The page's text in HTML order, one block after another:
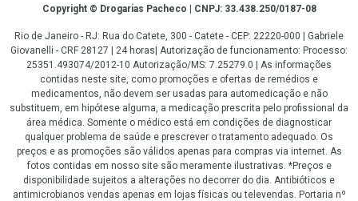
CopyrightCopyright © Drogarias Pacheco | CNPJ: 33.438.250/0187-08
Rio de Janeiro - RJ: Rua do Catete, 300 - Catete - CEP: 22220-000 | Gabriele
Giovanelli - CRF 28127 | 24 horas| Autorização de funcionamento: Processo:
25351.493074/2012-10 Autorização/MS: 7.25279.0 | As informações
contidas neste site, como promoções e ofertas de remédios e
medicamentos, não devem ser usadas para automedicação e não
substituem, em hipótese alguma, a medicação prescrita pelo profissional da
área médica. Somente o médico está em condições de diagnosticar
qualquer problema de saúde e prescrever o tratamento adequado. Os
preços e as promoções são válidos apenas para compras via internet. As
fotos contidas em nosso site são meramente ilustrativas. *Preços e
disponibilidade sujeitos a alterações no decorrer do dia. Antibióticos e
antimicrobianos vendas apenas em lojas físicas ou televendas. Portaria nº